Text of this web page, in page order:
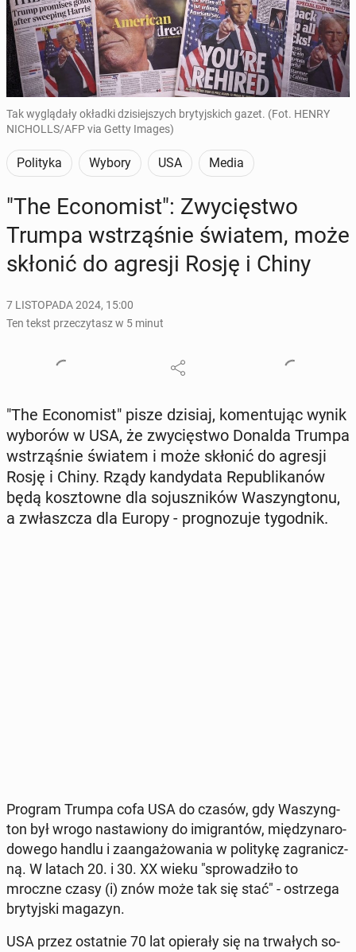
Tak wyglądały okładki dzisiejszych brytyjskich gazet. (Fot. HENRY
NICHOLLS/AFP via Getty Images)
Polityka Wybory USA Media
"The Eco­no­mist": Zwy­cię­stwo
Trumpa wstrzą­śnie światem, może
skłonić do agresji Rosję i Chiny
7 LISTOPADA 2024, 15:00
Ten tekst przeczytasz w 5 minut
"The Eco­no­mist" pisze dzisiaj, ko­men­tu­jąc wynik
wyborów w USA, że zwy­cię­stwo Donalda Trumpa
wstrzą­śnie światem i może skłonić do agresji
Rosję i Chiny. Rządy kan­dy­da­ta Re­pu­bli­ka­nów
będą kosz­tow­ne dla so­jusz­ni­ków Wa­szyng­to­nu,
a zwłasz­cza dla Europy - pro­gno­zu­je ty­go­dnik.
Program Trumpa cofa USA do czasów, gdy Wa­szyng­
ton był wrogo na­sta­wio­ny do imi­gran­tów, mię­dzy­na­ro­
do­we­go handlu i za­an­ga­żo­wa­nia w po­li­ty­kę za­gra­nicz­
ną. W latach 20. i 30. XX wieku "spro­wa­dzi­ło to
mroczne czasy (i) znów może tak się stać" - ostrze­ga
bry­tyj­ski magazyn.
USA przez ostat­nie 70 lat opie­ra­ły się na trwa­łych so­